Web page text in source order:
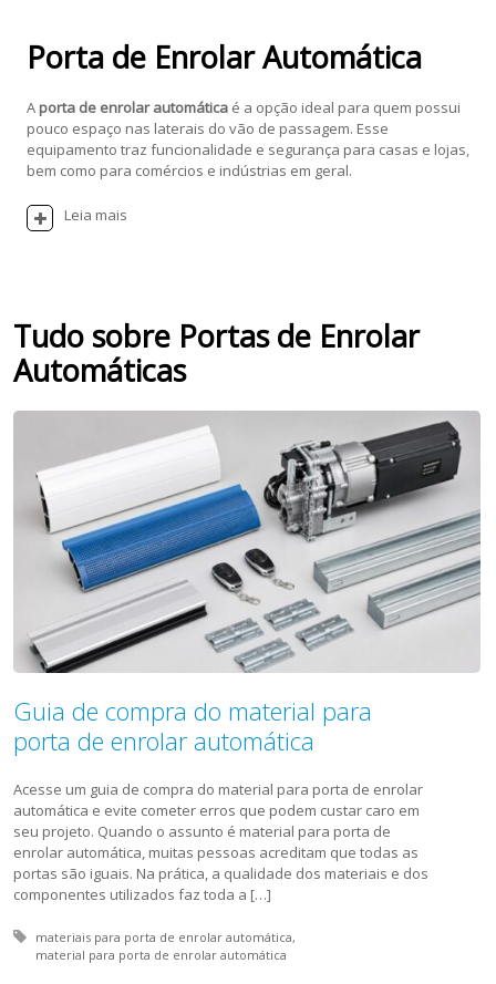
Porta de Enrolar Automática
A porta de enrolar automáticaé a opção ideal para quem possui
pouco espaço nas laterais do vão de passagem. Esse
equipamento traz funcionalidade e segurança para casas e lojas,
bem como para comércios e indústrias em geral.
Leia mais
Tudo sobre Portas de Enrolar
Automáticas
Guia de compra do material para
porta de enrolar automática
Acesse um guia de compra do material para porta de enrolar
automática e evite cometer erros que podem custar caro em
seu projeto. Quando o assunto é material para porta de
enrolar automática, muitas pessoas acreditam que todas as
portas são iguais. Na prática, a qualidade dos materiais e dos
componentes utilizados faz toda a […]
Tagged with:
materiais para porta de enrolar automática
material para porta de enrolar automática